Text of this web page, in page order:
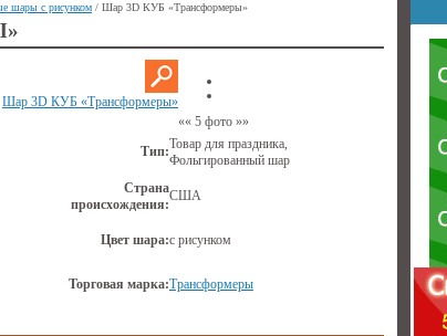
шары с рисунком / Шар 3D КУБ «Трансформеры»
Шар 3D КУБ «Трансформеры»
«« 5 фото »»
Тип:Товар для праздника,
Фольгированный шар
Страна
происхождения:
США
Цвет шара:с рисунком
Торговая марка:Трансформеры